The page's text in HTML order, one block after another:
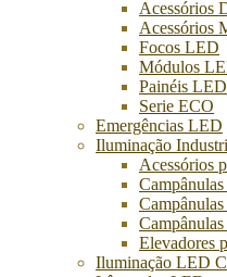
Acessórios
Acessórios
Focos LED
Módulos
Painéis LED
Serie ECO
Emergências LED
Iluminação
Acessórios
Elevadores
Iluminação LED